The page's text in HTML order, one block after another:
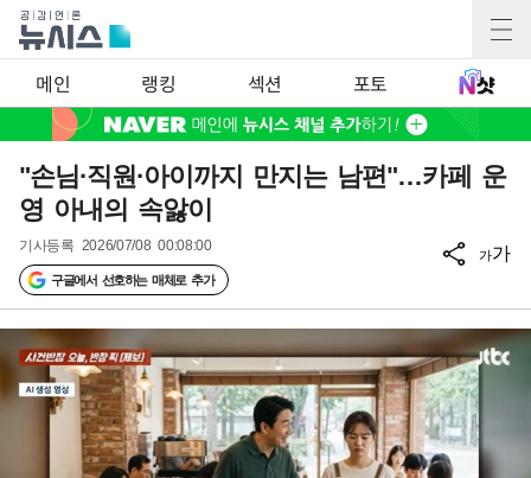
메인 랭킹 섹션 포토
"손님·직원·아이까지 만지는 남편"…카페 운
영 아내의 속앓이
기사등록 2026/07/08 00:08:00
구글에서 선호하는 매체로 추가
가가